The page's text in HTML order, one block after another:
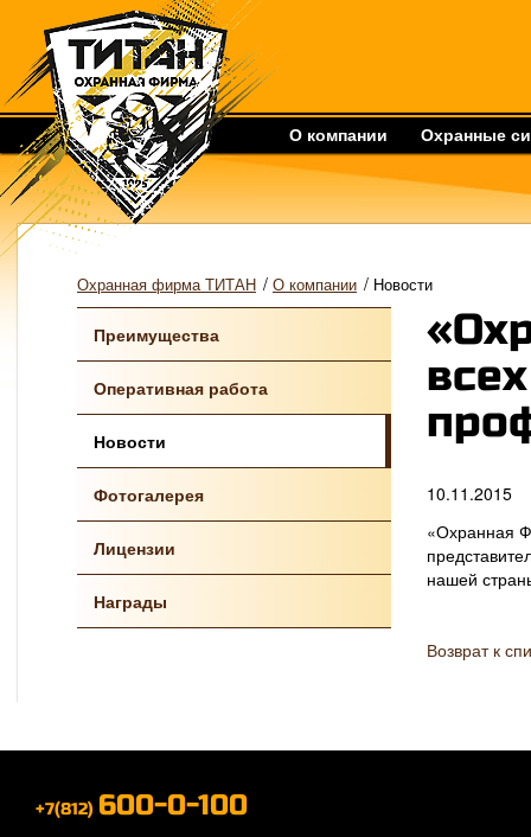
О компании Охранные
Охранная фирма ТИТАН / О компании / Новости
Преимущества
Оперативная работа
Новости
Фотогалерея
Лицензии
Награды
10.11.2015
«Охранная
нашей
Возврат к
+7(812) 600-0-100